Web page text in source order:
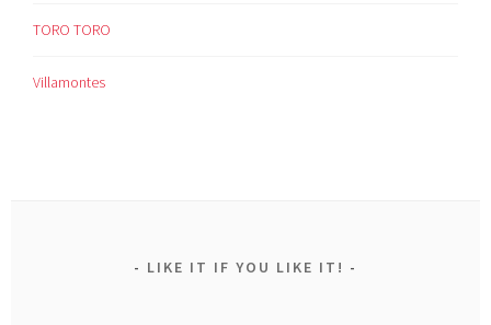
TORO TORO
Villamontes
LIKE IT IF YOU LIKE IT!